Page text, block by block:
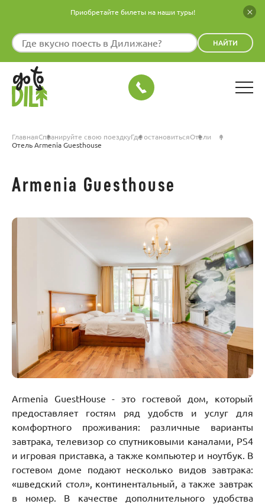
Приобретайте билеты на наши туры!
НАЙТИ
ГлавнаяСпланируйте свою поездкуГде остановитьсяОтели
Отель Armenia Guesthouse
Armenia Guesthouse
Armenia GuestHouse - это гостевой дом, который
предоставляет гостям ряд удобств и услуг для
комфортного проживания: различные варианты
завтрака, телевизор со спутниковыми каналами, PS4
и игровая приставка, а также компьютер и ноутбук. В
гостевом доме подают несколько видов завтрака:
«шведский стол», континентальный, а также завтрак
в номер. В качестве дополнительного удобства